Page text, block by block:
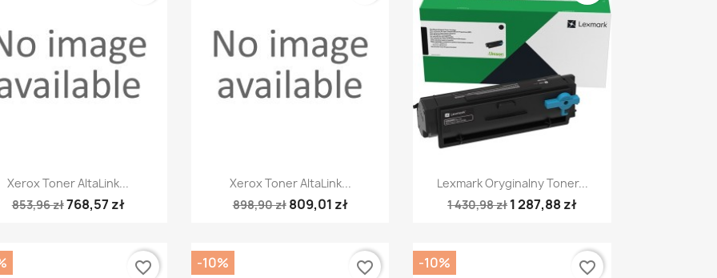
Szybki podgląd
Xerox Toner AltaLink...
853,96 zł768,57 zł
Szybki podgląd
Xerox Toner AltaLink...
898,90 zł 809,01 zł
Szybki podgląd
Lexmark Oryginalny Toner...
1 430,98 zł1 287,88 zł
favorite_border -10% favorite_border -10% favorite_border